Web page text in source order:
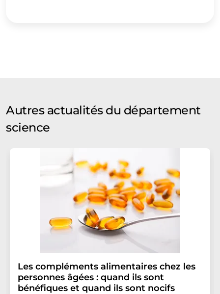
Autres actualités du département
science
Les compléments alimentaires chez les
personnes âgées : quand ils sont
bénéfiques et quand ils sont nocifs